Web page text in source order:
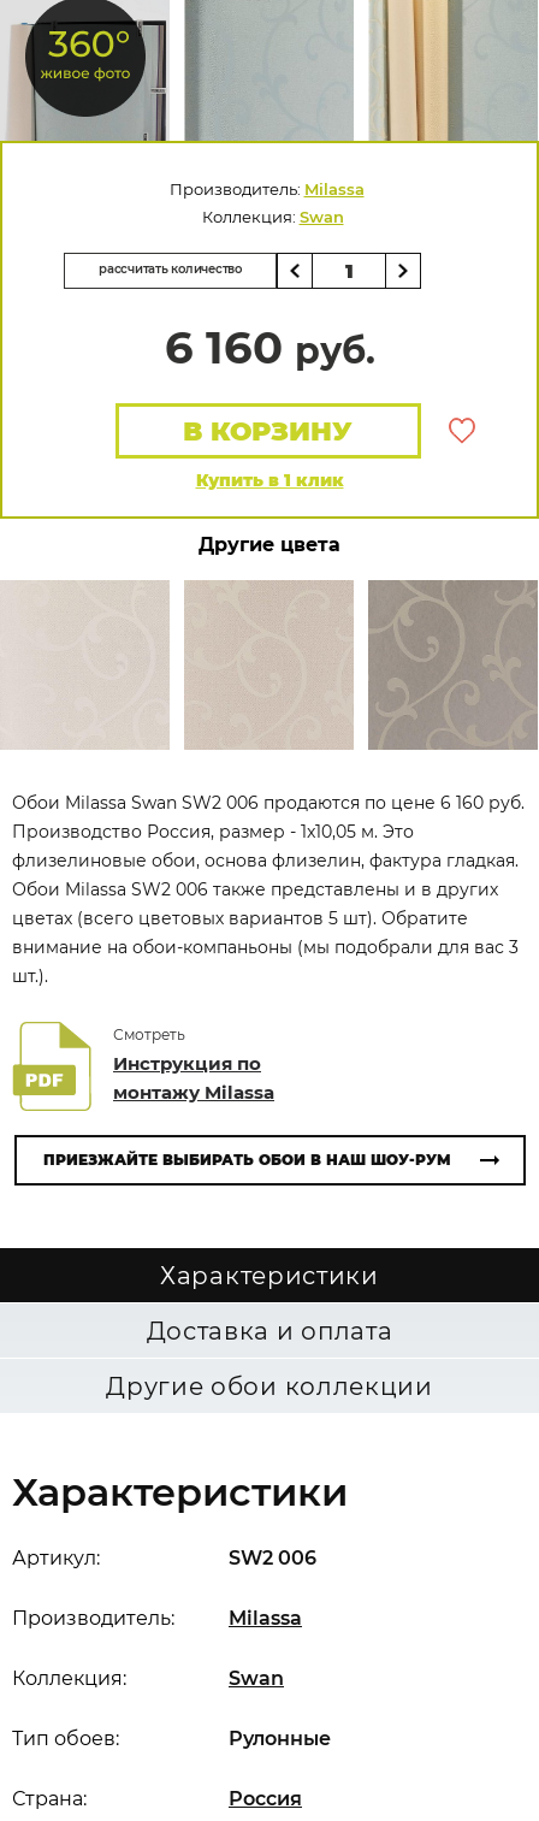
Производитель: Milassa
Коллекция: Swan
рассчитать количество
6 160 руб.
Купить в 1 клик
В КОРЗИНУ
Другие цвета
Обои Milassa Swan SW2 006 продаются по цене 6 160 руб.
Производство Россия, размер - 1x10,05 м. Это
флизелиновые обои, основа флизелин, фактура гладкая.
Обои Milassa SW2 006 также представлены и в других
цветах (всего цветовых вариантов 5 шт). Обратите
внимание на обои-компаньоны (мы подобрали для вас 3
шт.).
Смотреть
Инструкция по
монтажу Milassa
ПРИЕЗЖАЙТЕ ВЫБИРАТЬ ОБОИ В НАШ ШОУ-РУМ
Характеристики
Доставка и оплата
Другие обои коллекции
Характеристики
Артикул: SW2 006
Производитель: Milassa
Коллекция: Swan
Страна: Россия
Тип обоев: Рулонные